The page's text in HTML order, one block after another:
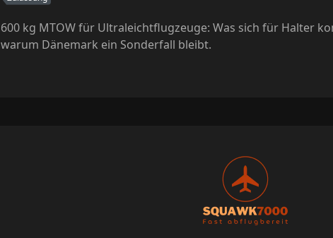
600 kg MTOW für Ultraleichtflugzeuge: Was sich für Halter
warum Dänemark ein Sonderfall bleibt.